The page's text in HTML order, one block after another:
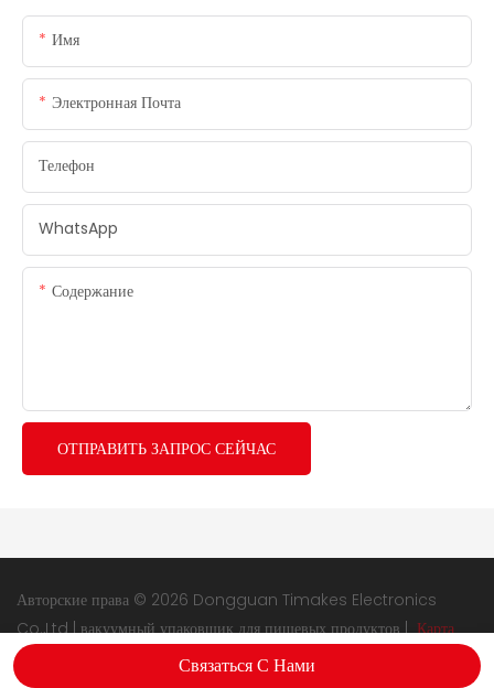
Имя
Электронная Почта
Телефон
WhatsApp
Содержание
ОТПРАВИТЬ ЗАПРОС СЕЙЧАС
Авторские права © 2026 Dongguan Timakes Electronics
Co.,Ltd |вакуумный упаковщик для пищевых продуктов| Карта
сайта
Политика конфиденциальности
Связаться С Нами